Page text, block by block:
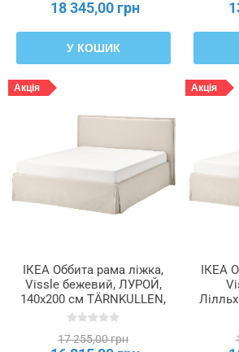
18 345,00 грн
У КОШИК
Акція
ІКЕА Оббита рама ліжка,
Vissle бежевий, ЛУРОЙ,
140x200 см TÄRNKULLEN,
795.643.60
17 255,00 грн
Акція
ІКЕА